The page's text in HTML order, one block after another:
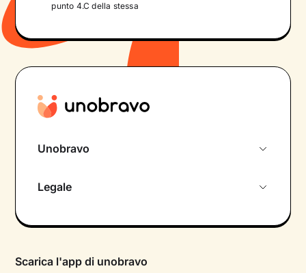
punto 4.C della stessa
Unobravo
Psicologo in chat
Legale
Termini e condizioni
Scarica l'app di unobravo